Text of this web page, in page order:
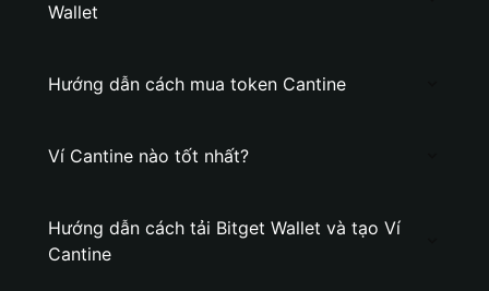
Wallet
Hướng dẫn cách mua token Cantine
Ví Cantine nào tốt nhất?
Hướng dẫn cách tải Bitget Wallet và tạo Ví
Cantine